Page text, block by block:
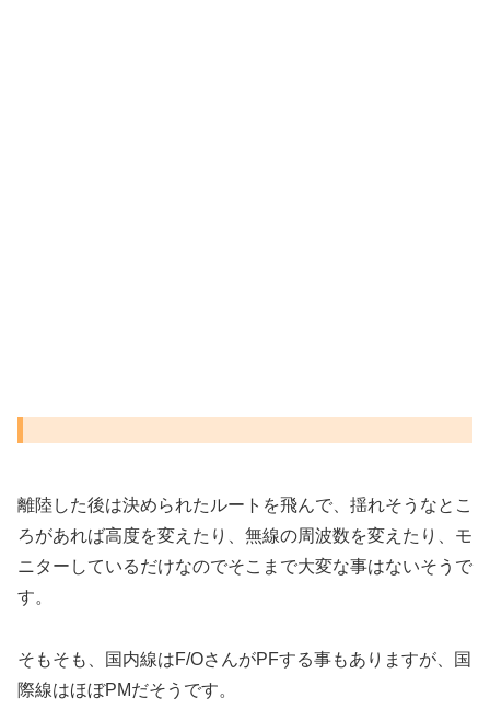
離陸した後は決められたルートを飛んで、揺れそうなとこ
ろがあれば高度を変えたり、無線の周波数を変えたり、モ
ニターしているだけなのでそこまで大変な事はないそうで
す。
そもそも、国内線はF/OさんがPFする事もありますが、国
際線はほぼPMだそうです。